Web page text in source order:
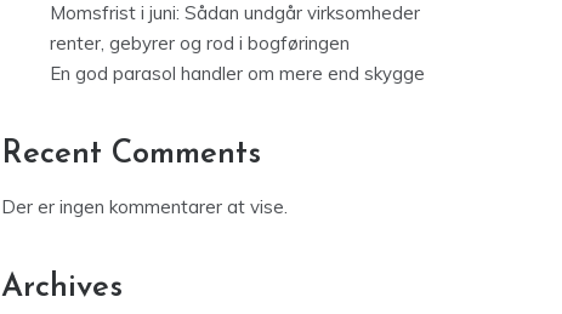
Momsfrist i juni: Sådan undgår virksomheder
renter, gebyrer og rod i bogføringen
En god parasol handler om mere end skygge
Recent Comments
Der er ingen kommentarer at vise.
Archives